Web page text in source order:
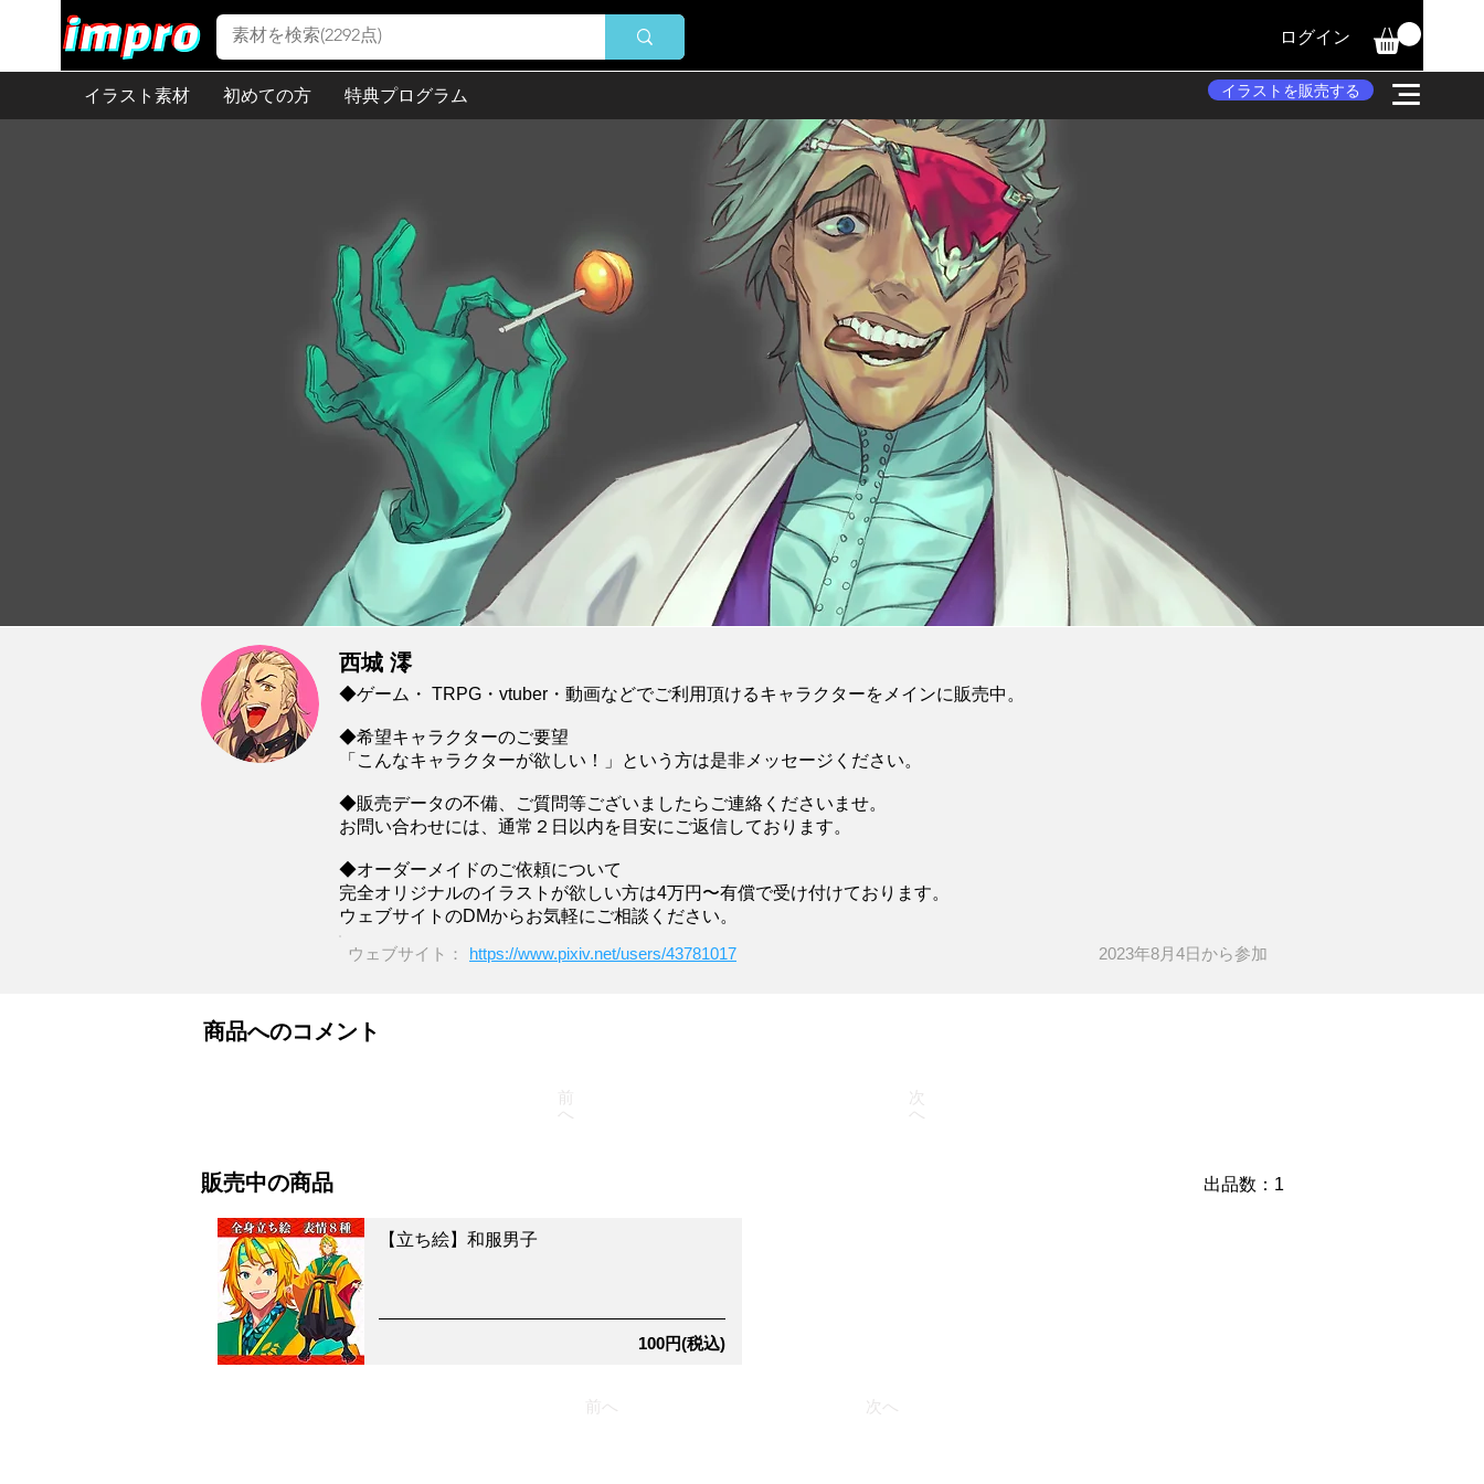
ログイン
イラスト素材 初めての方 特典プログラム イラストを販売する
西城 澪
◆ゲーム・ TRPG・vtuber・動画などでご利用頂けるキャラクターをメインに販売中。
◆希望キャラクターのご要望
「こんなキャラクターが欲しい！」という方は是非メッセージください。
◆販売データの不備、ご質問等ございましたらご連絡くださいませ。
お問い合わせには、通常２日以内を目安にご返信しております。
◆オーダーメイドのご依頼について
完全オリジナルのイラストが欲しい方は4万円〜有償で受け付けております。
ウェブサイトのDMからお気軽にご相談ください。
ウェブサイト：
https://www.pixiv.net/users/43781017 2023年8月4日​から参加
商品へのコメント
前
へ
次
へ
販売中の商品 ​出品数：1
【立ち絵】和服男子
100円(税込)
前へ 次へ